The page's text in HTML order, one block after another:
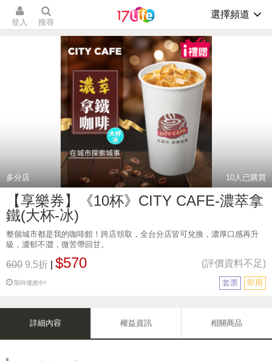
登入 搜尋
選擇頻道
多分店 10人已購買
【享樂券】《10杯》CITY CAFE-濃萃拿
鐵(大杯-冰)
整個城市都是我的咖啡館！跨店領取，全台分店皆可兌換，濃厚口感再升
級，濃郁不澀，微苦帶回甘。
600 9.5折 $570 (評價資料不足)
限時優惠中! 即用
套票
詳細內容 權益資訊 相關商品